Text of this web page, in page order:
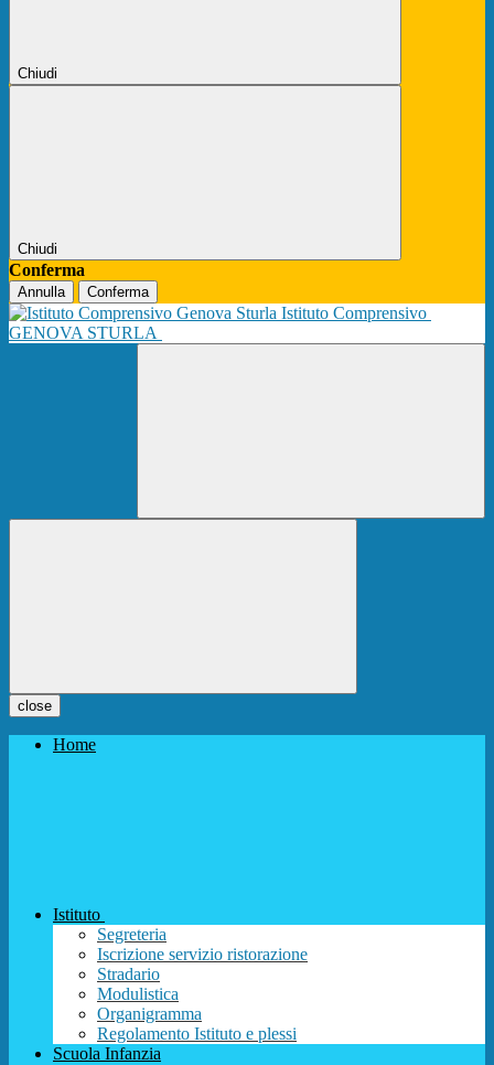
Chiudi
Chiudi
Conferma
Annulla Conferma
Istituto Comprensivo
GENOVA STURLA
close
Home
Istituto
Segreteria
Iscrizione servizio ristorazione
Stradario
Modulistica
Organigramma
Regolamento Istituto e plessi
Scuola Infanzia